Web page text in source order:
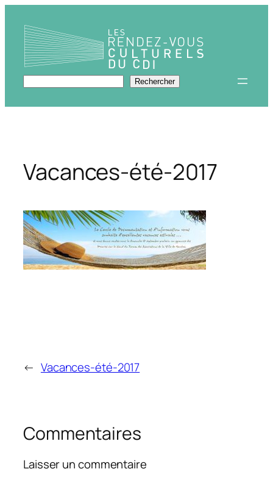
contenu
Rechercher Rechercher
Vacances-été-2017
← Vacances-été-2017
Commentaires
Laisser un commentaire